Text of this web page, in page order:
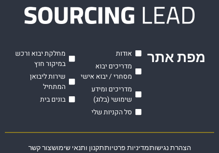
אתר
אודות
מדריכים יבוא
מסחרי / יבוא אישי
מדריכים ומידע
שימושי (בלוג)
סל הקניות שלי
מחלקת יבוא ורכש
במיקור חוץ
שירות ליבואן
המתחיל
בונים בית
הצהרת נגישותמדיניות פרטיותתקנון ותנאי שימושצור קשר